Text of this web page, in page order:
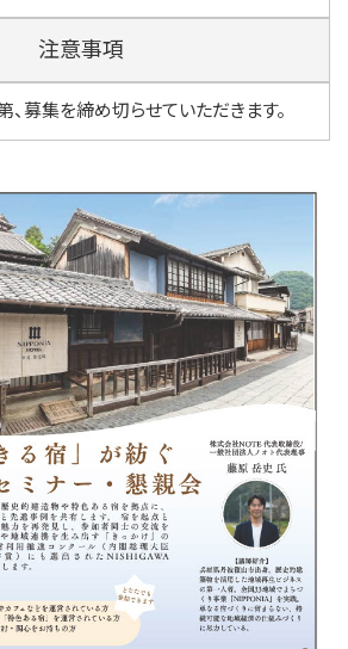
注意事項
募集を締め切らせていただきます。